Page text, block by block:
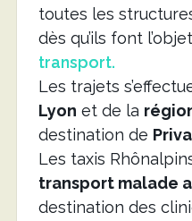
toutes les
dès qu’ils font l’objet
transport.
Les trajets
Lyon et de la
destination de
Les taxis
transport malade
destination des